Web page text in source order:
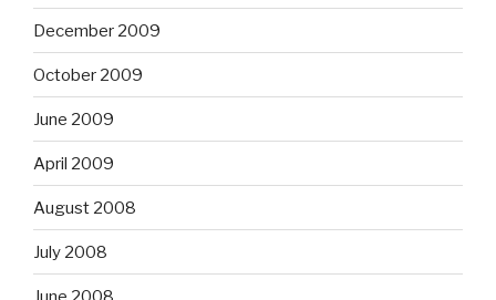
December 2009
October 2009
June 2009
April 2009
August 2008
July 2008